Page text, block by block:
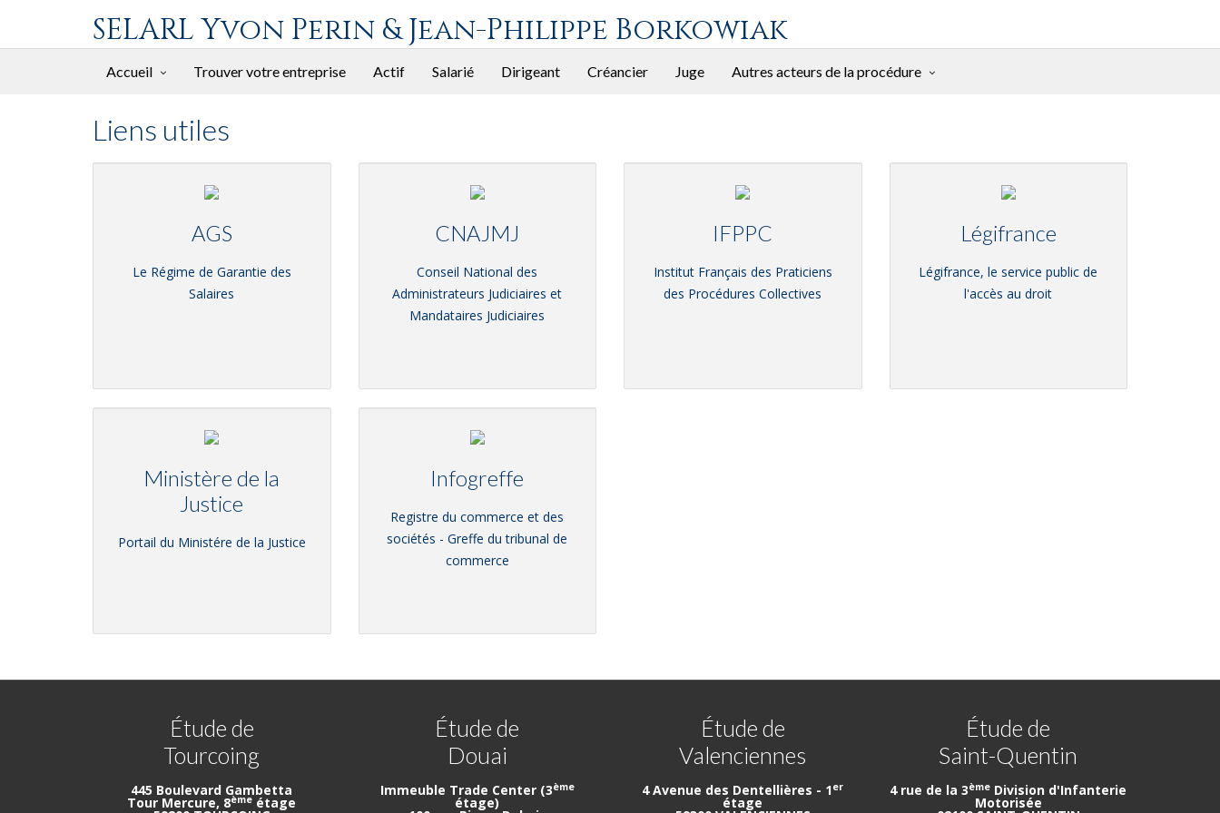
SELARL Yvon Perin & Jean-Philippe Borkowiak
Accueil Trouver votre entreprise Actif Salarié Dirigeant Créancier Juge Autres acteurs de la procédure
Liens utiles
AGS
Le Régime de Garantie des
Salaires
CNAJMJ
Conseil National des
Administrateurs Judiciaires et
Mandataires Judiciaires
IFPPC
Institut Français des Praticiens
des Procédures Collectives
Légifrance
Légifrance, le service public de
l'accès au droit
Ministère de la
Justice
Portail du Ministére de la Justice
Infogreffe
Registre du commerce et des
sociétés - Greffe du tribunal de
commerce
Étude de
Tourcoing
445 Boulevard Gambetta
Tour Mercure, 8ème étage
Étude de
Douai
Immeuble Trade Center (3ème
étage)
Étude de
Valenciennes
4 Avenue des Dentellières - 1er
étage
Étude de
Saint-Quentin
4 rue de la 3ème Division d'Infanterie
Motorisée